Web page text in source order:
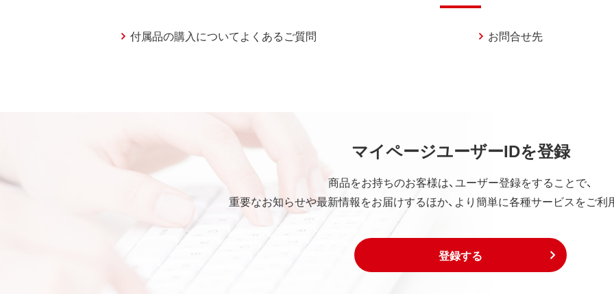
付属品の購入についてよくあるご質問 お問合せ先
マイページユーザーIDを登録
商品をお持ちのお客様は、ユーザー登録をすることで、
重要なお知らせや最新情報をお届けするほか、より簡単に各種サービスをご利
登録する